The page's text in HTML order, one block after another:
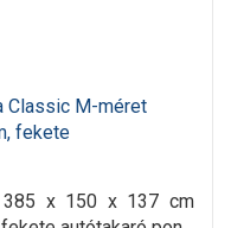
Classic M-méret
fekete
385 x 150 x 137 cm